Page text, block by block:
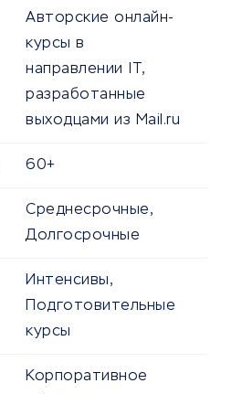
Авторские онлайн-
курсы в
направлении IT,
разработанные
выходцами из Mail.ru
60+
Среднесрочные,
Долгосрочные
Интенсивы,
Подготовительные
курсы
Корпоративное